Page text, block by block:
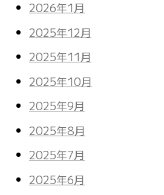
2026年1月
2025年12月
2025年11月
2025年10月
2025年9月
2025年8月
2025年7月
2025年6月